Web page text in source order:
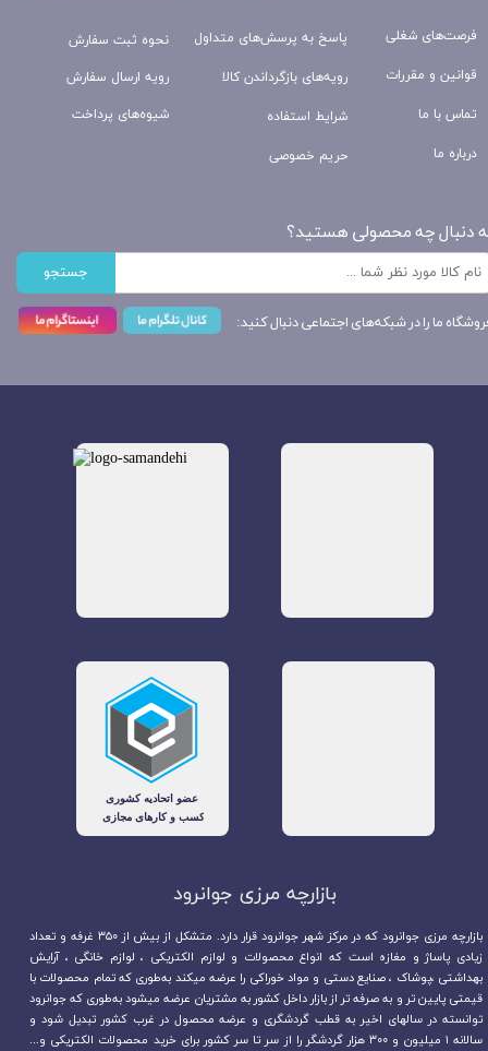
بازارچه مرزی جوانرود​​​​​​​
بازارچه مرزی جوانرود که در مرکز شهر جوانرود قرار دارد. متشکل از بیش از ۳۵۰ غرفه و تعداد
زیادی پاساژ و مغازه است که انواع محصولات و لوازم الکتریکی ، لوازم خانگی ، آرایش
بهداشتی ،پوشاک ، صنایع دستی و مواد خوراکی را عرضه میکند به‌طوری که تمام محصولات با
قیمتی پایین تر و به صرفه تر از بازار داخل کشور به مشتریان عرضه میشود به‌طوری که جوانرود
توانسته در سالهای اخیر به قطب گردشگری و عرضه محصول در غرب کشور تبدیل شود و
سالانه ۱ میلیون و ۳۰۰ هزار گردشگر را از سر تا سر کشور برای خرید محصولات الکتریکی و...
نحوه ثبت سفارش
رویه ارسال سفارش
شیوه‌های پرداخت
پاسخ به پرسش‌های متداول
رویه‌های بازگرداندن کالا
شرایط استفاده
حریم خصوصی
فرصت‌های شغلی
قوانین و مقررات
تماس با ما
درباره ما
دنبال چه محصولی هستید؟
جستجو
ما را در شبکه‌های اجتماعی دنبال کنید: